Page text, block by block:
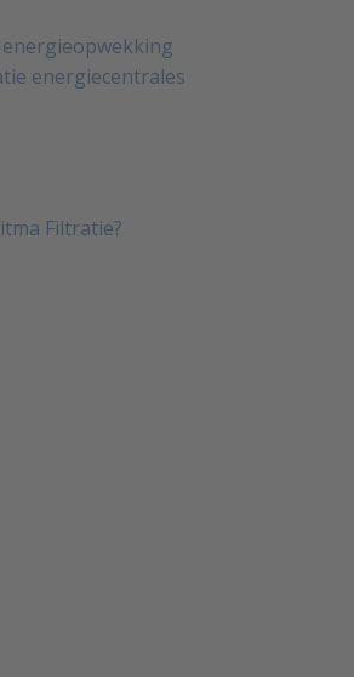
energiecentrales
Filtratie?